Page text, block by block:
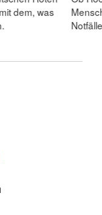
dem, was